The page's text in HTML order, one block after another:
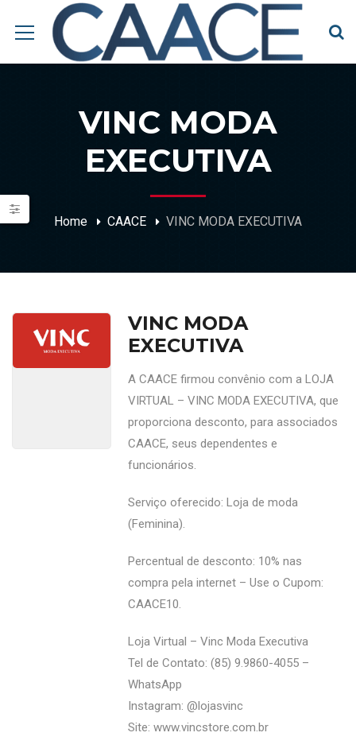
VINC MODA
EXECUTIVA
Home CAACE VINC MODA EXECUTIVA
VINC MODA
EXECUTIVA
A CAACE firmou convênio com a LOJA
VIRTUAL – VINC MODA EXECUTIVA, que
proporciona desconto, para associados
CAACE, seus dependentes e
funcionários.
Serviço oferecido: Loja de moda
(Feminina).
Percentual de desconto: 10% nas
compra pela internet – Use o Cupom:
CAACE10.
Loja Virtual – Vinc Moda Executiva
Tel de Contato: (85) 9.9860-4055 –
WhatsApp
Instagram: @‌lojasvinc
Site:www.vincstore.com.br